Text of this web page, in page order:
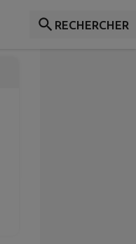
RECHERCHER